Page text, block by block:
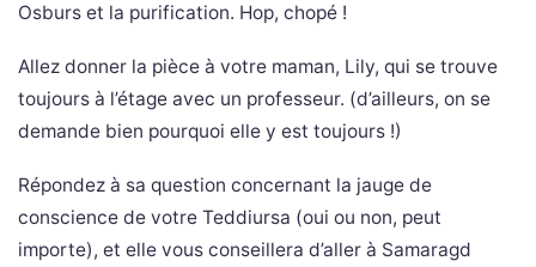
Osburs et la purification. Hop, chopé !
Allez donner la pièce à votre maman, Lily, qui se trouve
toujours à l’étage avec un professeur. (d’ailleurs, on se
demande bien pourquoi elle y est toujours !)
Répondez à sa question concernant la jauge de
conscience de votre Teddiursa (oui ou non, peut
importe), et elle vous conseillera d’aller à Samaragd